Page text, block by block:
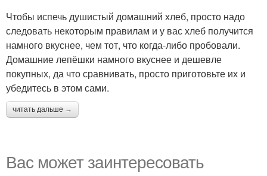
Чтобы испечь душистый домашний хлеб, просто надо
следовать некоторым правилам и у вас хлеб получится
намного вкуснее, чем тот, что когда-либо пробовали.
Домашние лепёшки намного вкуснее и дешевле
покупных, да что сравнивать, просто приготовьте их и
убедитесь в этом сами.
читать дальше →
Вас может заинтересовать